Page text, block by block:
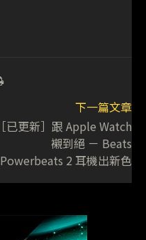
下一篇文章
［已更新］跟 Apple Watch
襯到絕 － Beats
Powerbeats 2 耳機出新色